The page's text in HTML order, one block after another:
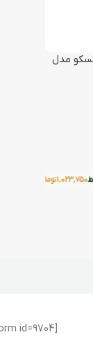
تومان •
مدل
[mc4wp_form id=9704]